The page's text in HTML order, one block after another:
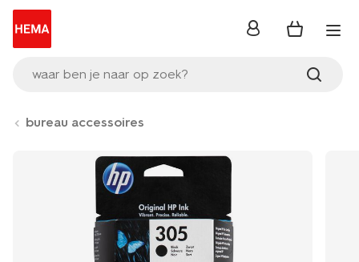
waar ben je naar op zoek?
inloggen
bureau accessoires